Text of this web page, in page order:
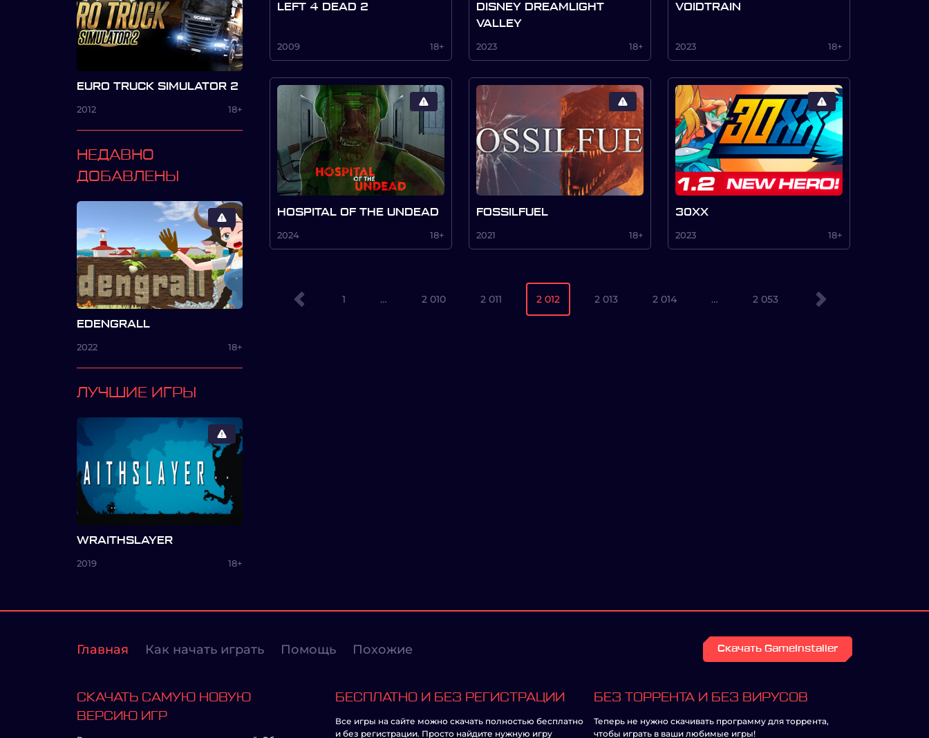
EURO TRUCK SIMULATOR 2
2012 18+
НЕДАВНО
ДОБАВЛЕНЫ
EDENGRALL
2022 18+
ЛУЧШИЕ ИГРЫ
WRAITHSLAYER
2019 18+
LEFT 4 DEAD 2
2009 18+
DISNEY DREAMLIGHT
VALLEY
2023 18+
VOIDTRAIN
2023 18+
HOSPITAL OF THE UNDEAD
2024 18+
FOSSILFUEL
2021 18+
30XX
2023 18+
1 … 2 010 2 011 2 012 2 013 2 014 … 2 053
Главная Как начать играть Помощь Похожие Скачать GameInstaller
СКАЧАТЬ САМУЮ НОВУЮ
ВЕРСИЮ ИГР
БЕСПЛАТНО И БЕЗ РЕГИСТРАЦИИ
Все игры на сайте можно скачать полностью бесплатно
и без регистрации. Просто найдите нужную игру
БЕЗ ТОРРЕНТА И БЕЗ ВИРУСОВ
Теперь не нужно скачивать программу для торрента,
чтобы играть в ваши любимые игры!